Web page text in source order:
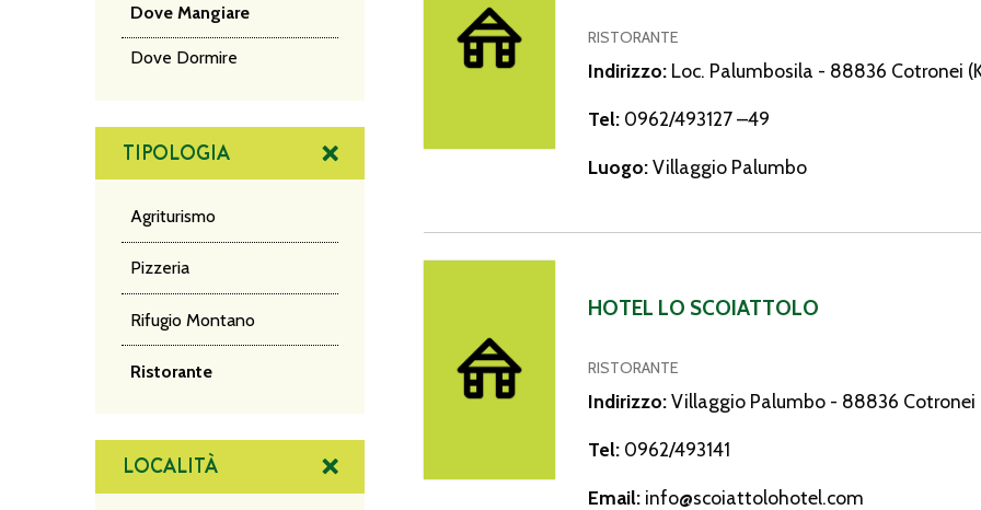
Dove Mangiare
Dove Dormire
TIPOLOGIA
Agriturismo
Pizzeria
Rifugio Montano
Ristorante
LOCALITÀ
RISTORANTE
Indirizzo: Loc. Palumbosila - 88836 Cotronei
Tel: 0962/493127 –49
Luogo:Villaggio Palumbo
HOTEL LO SCOIATTOLO
RISTORANTE
Indirizzo:Villaggio Palumbo - 88836 Cotronei
Tel: 0962/493141
Email: info@scoiattolohotel.com